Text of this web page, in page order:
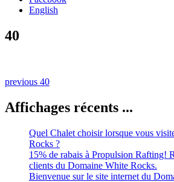
English
40
Naviguation
dans
les
publications
previous Previous
40
Affichages récents ...
Quel Chalet choisir lorsque vous
Rocks ?
15% de rabais à Propulsion Rafting!
clients du Domaine White Rocks.
Bienvenue sur le site internet du